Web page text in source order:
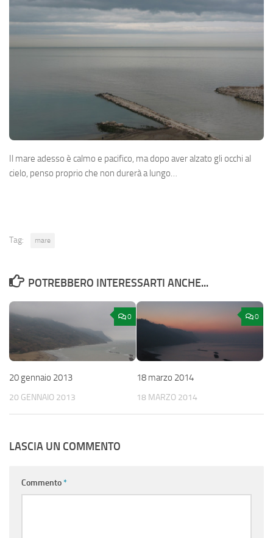
Il mare adesso è calmo e pacifico, ma dopo aver alzato gli occhi al
cielo, penso proprio che non durerà a lungo…
Tag: mare
POTREBBERO INTERESSARTI ANCHE...
0
20 gennaio 2013
20 GENNAIO 2013
0
18 marzo 2014
18 MARZO 2014
LASCIA UN COMMENTO
Commento*